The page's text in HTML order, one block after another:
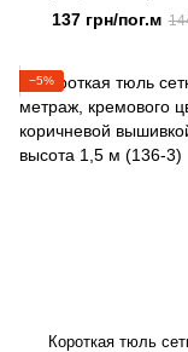
вышивкой, высота 1,5
137 грн/пог.м
−5%
Короткая тюль